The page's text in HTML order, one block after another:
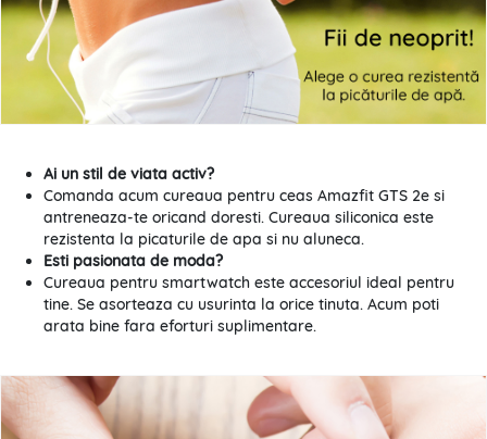
Ai un stil de viata activ?
Comanda acum cureaua pentru ceas Amazfit GTS 2e si
antreneaza-te oricand doresti. Cureaua siliconica este
rezistenta la picaturile de apa si nu aluneca.
Esti pasionata de moda?
Cureaua pentru smartwatch este accesoriul ideal pentru
tine. Se asorteaza cu usurinta la orice tinuta. Acum poti
arata bine fara eforturi suplimentare.